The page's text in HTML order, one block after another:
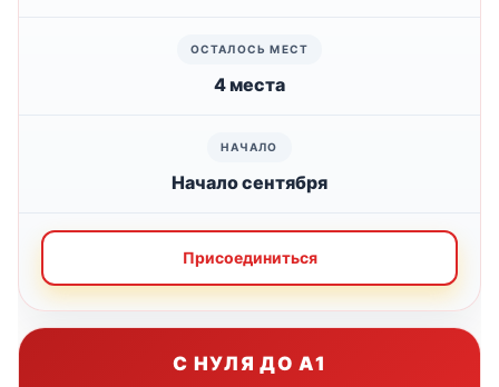
4 места
Начало сентября
Присоединиться
С НУЛЯ ДО А1